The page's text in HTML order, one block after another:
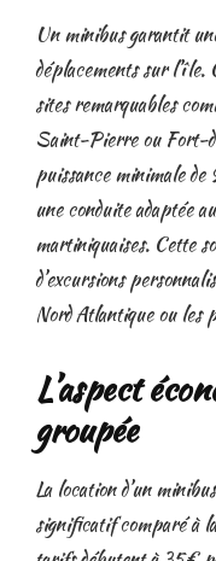
Un minibus garantit
déplacements sur l’île.
sites remarquables
Saint-Pierre ou Fort-
puissance minimale de
une conduite adaptée
martiniquaises. Cette
d’excursions
Nord Atlantique ou les
L’aspect
groupée
La location d’un
significatif comparé à